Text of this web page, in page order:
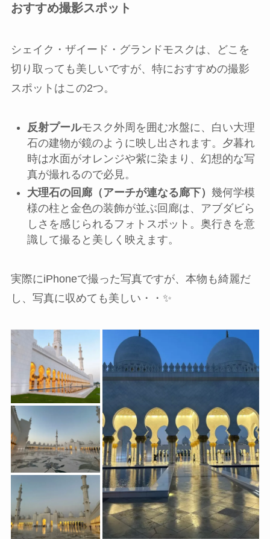
おすすめ撮影スポット
シェイク・ザイード・グランドモスクは、どこを
切り取っても美しいですが、特におすすめの撮影
スポットはこの2つ。
反射プールモスク外周を囲む水盤に、白い大理
石の建物が鏡のように映し出されます。夕暮れ
時は水面がオレンジや紫に染まり、幻想的な写
真が撮れるので必見。
大理石の回廊（アーチが連なる廊下） 幾何学模
様の柱と金色の装飾が並ぶ回廊は、アブダビら
しさを感じられるフォトスポット。奥行きを意
識して撮ると美しく映えます。
実際にiPhoneで撮った写真ですが、本物も綺麗だ
し、写真に収めても美しい・・✨